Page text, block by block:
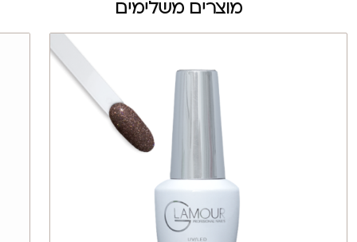
מוצרים משלימים